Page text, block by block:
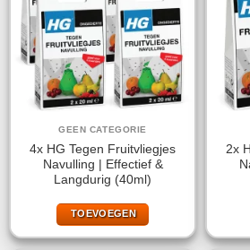
GEEN CATEGORIE
4x HG Tegen Fruitvliegjes
Navulling | Effectief &
Langdurig (40ml)
TOEVOEGEN
2x